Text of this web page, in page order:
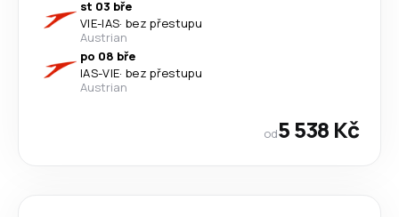
st 03 bře
VIE-IAS· bez přestupu
Austrian
po 08 bře
IAS-VIE· bez přestupu
Austrian
od5 538 Kč